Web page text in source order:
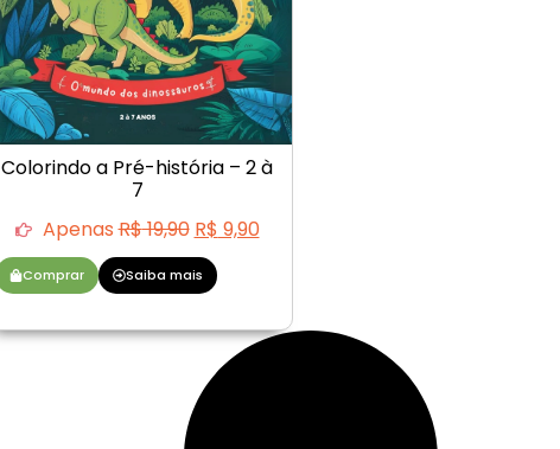
Colorindo a Pré-história – 2 à
7
ApenasR$19,90 R$ 9,90
Comprar Saiba mais